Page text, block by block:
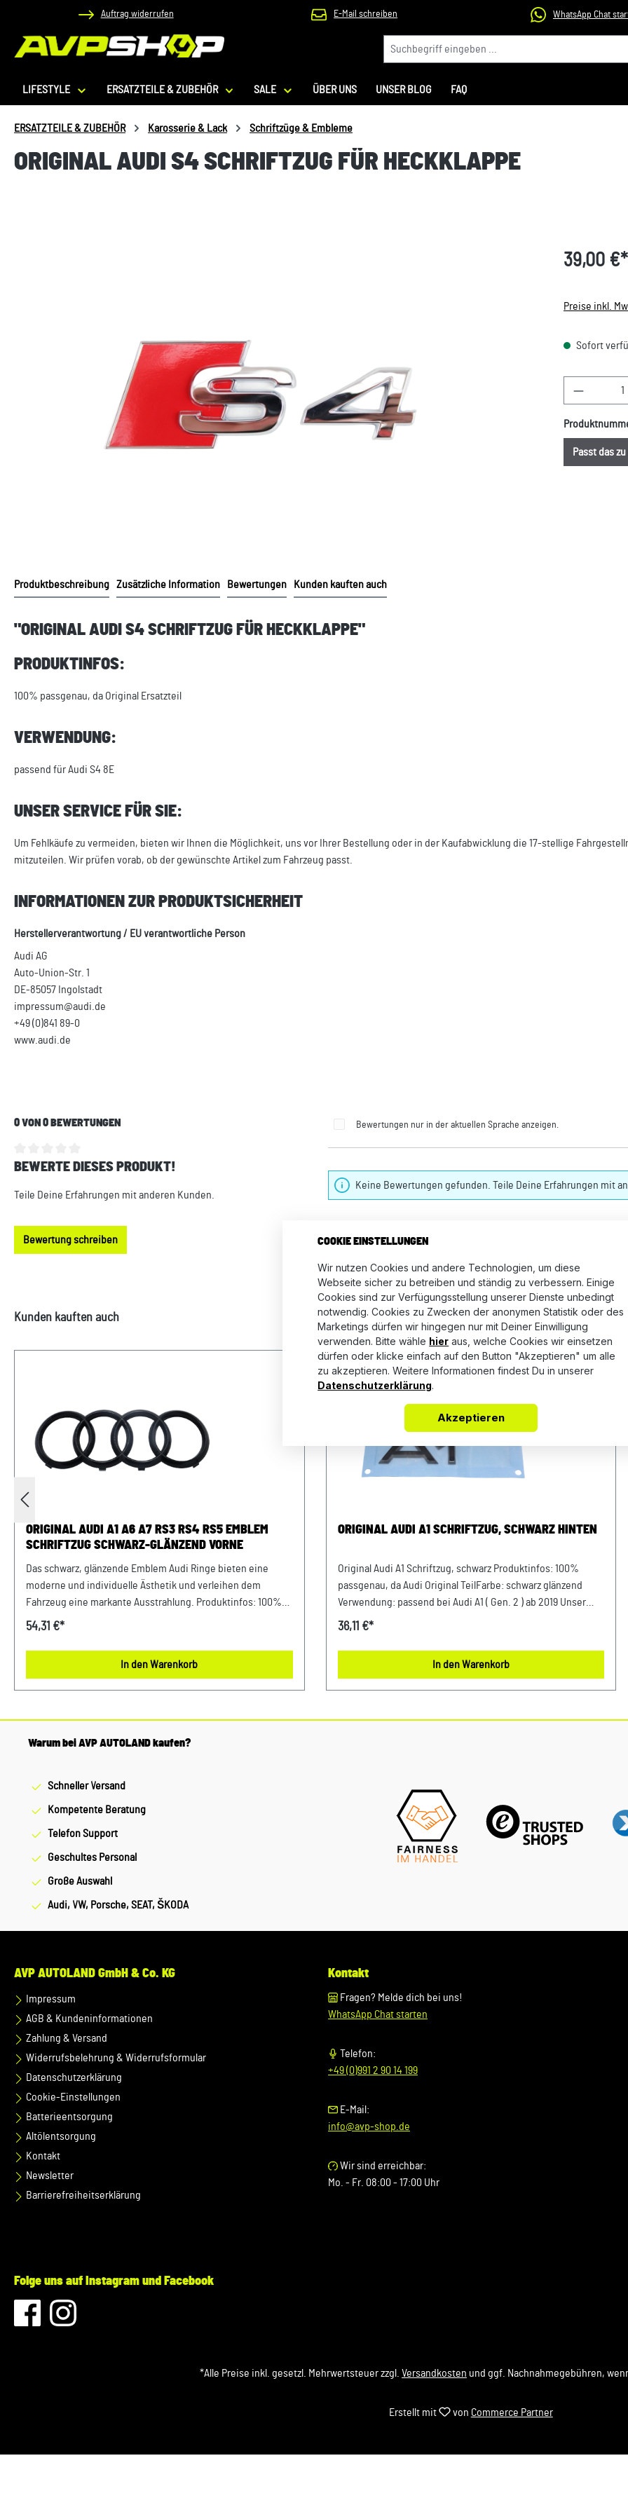
Hauptinhalt springen
Zur Suche springen
Zur Hauptnavigation springen
Auftrag widerrufen E-Mail schreiben WhatsApp Chat
LIFESTYLE ERSATZTEILE & ZUBEHÖR SALE ÜBER UNS UNSER BLOG FAQ
ERSATZTEILE & ZUBEHÖR Karosserie & Lack Schriftzüge & Embleme
ORIGINAL AUDI S4 SCHRIFTZUG FÜR HECKKLAPPE
39,00 €*
Preise inkl.
Sofort
Produkt
Passt das
Produktbeschreibung Zusätzliche Information Bewertungen Kunden kauften auch
"ORIGINAL AUDI S4 SCHRIFTZUG FÜR HECKKLAPPE"
PRODUKTINFOS:
100% passgenau, da Original Ersatzteil
VERWENDUNG:
passend für Audi S4 8E
UNSER SERVICE FÜR SIE:
Um Fehlkäufe zu vermeiden, bieten wir Ihnen die Möglichkeit, uns vor Ihrer Bestellung oder in der Kaufabwicklung die 17-stellige
mitzuteilen. Wir prüfen vorab, ob der gewünschte Artikel zum Fahrzeug passt.
INFORMATIONEN ZUR PRODUKTSICHERHEIT
Herstellerverantwortung / EU verantwortliche Person
Audi AG
Auto-Union-Str. 1
DE-85057 Ingolstadt
impressum@audi.de
+49 (0)841 89-0
www.audi.de
0 VON 0 BEWERTUNGEN
Durchschnittliche Bewertung von 0 von 5 Sternen
BEWERTE DIESES PRODUKT!
Teile Deine Erfahrungen mit anderen Kunden.
Bewertung schreiben
Bewertungen nur in der aktuellen Sprache anzeigen.
Keine Bewertungen gefunden. Teile Deine Erfahrungen mit
Produktgalerie überspringen
Kunden kauften auch
ORIGINAL AUDI A1 A6 A7 RS3 RS4 RS5 EMBLEM
SCHRIFTZUG SCHWARZ-GLÄNZEND VORNE
Das schwarz, glänzende Emblem Audi Ringe bieten eine
moderne und individuelle Ästhetik und verleihen dem
Fahrzeug eine markante Ausstrahlung. Produktinfos: 100%
passgenau, da Original ErsatzteilOriginal Audi Emblem Audi
Bj. 2019 -passend bei Audi A6 ab Bj. 2019 -passend bei Audi
A7 ab Bj. 2019 -passend bei Audi RS3 von Bj. 2017 -
vermeiden, bieten wir Ihnen die Möglichkeit, uns vor Ihrer
Bestellung oder in der Kaufabwicklung die 17-stellige
gewünschte Artikel zum Fahrzeug passt.
54,31 €*
In den Warenkorb
ORIGINAL AUDI A1 SCHRIFTZUG, SCHWARZ HINTEN
Original Audi A1 Schriftzug, schwarz Produktinfos: 100%
passgenau, da Audi Original TeilFarbe: schwarz glänzend
Verwendung: passend bei Audi A1 ( Gen. 2 ) ab 2019 Unser
Service für Sie: Um Fehlkäufe zu vermeiden, bieten wir Ihnen
Kaufabwicklung die 17-stellige Fahrgestellnummer (Bsp. VW:
WVWZZZ... Audi: WAUZZZ...) Ihres Fahrzeugs mitzuteilen.
36,11 €*
In den Warenkorb
Warum bei AVP AUTOLAND kaufen?
Schneller Versand
Kompetente Beratung
Telefon Support
Geschultes Personal
Große Auswahl
Audi, VW, Porsche, SEAT, ŠKODA
AVP AUTOLAND GmbH & Co. KG
Impressum
AGB & Kundeninformationen
Zahlung & Versand
Widerrufsbelehrung & Widerrufsformular
Datenschutzerklärung
Cookie-Einstellungen
Batterieentsorgung
Altölentsorgung
Kontakt
Newsletter
Barrierefreiheitserklärung
Kontakt
Fragen? Melde dich bei uns!
WhatsApp Chat starten
Telefon:
+49 (0)991 2 90 14 199
E-Mail:
info@avp-shop.de
Wir sind erreichbar:
Mo. - Fr. 08:00 - 17:00 Uhr
Folge uns auf Instagram und Facebook
*Alle Preise inkl. gesetzl. Mehrwertsteuer zzgl. Versandkosten und ggf. Nachnahmegebühren,
Erstellt mit von Commerce Partner
COOKIE EINSTELLUNGEN
Wir nutzen Cookies und andere Technologien, um diese
Webseite sicher zu betreiben und ständig zu verbessern. Einige
Cookies sind zur Verfügungsstellung unserer Dienste unbedingt
notwendig. Cookies zu Zwecken der anonymen Statistik oder des
Marketings dürfen wir hingegen nur mit Deiner Einwilligung
verwenden. Bitte wähle hier aus, welche Cookies wir einsetzen
dürfen oder klicke einfach auf den Button "Akzeptieren" um alle
zu akzeptieren. Weitere Informationen findest Du in unserer
Datenschutzerklärung.
Akzeptieren